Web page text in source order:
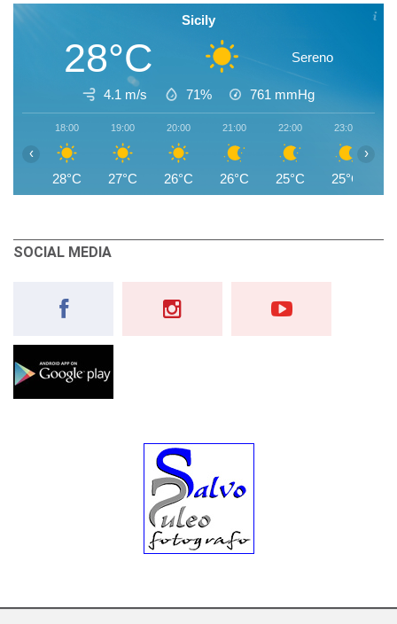
Sicily
28°C Sereno
4.1 m/s 71% 761 mmHg
18:00
28°C
19:00
27°C
20:00
26°C
21:00
26°C
22:00
25°C
23:00
25°C
‹ ›
SOCIAL MEDIA